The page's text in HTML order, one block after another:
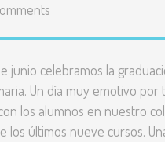
junio celebramos la
Un día muy emotivo por
los alumnos en nuestro
los últimos nueve cursos.